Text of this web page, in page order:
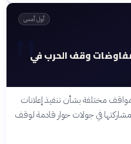
"
أول أمس
وقف الحرب في
مختلفة بشأن تنفيذ إعلانات
في جولات حوار قادمة لوقف